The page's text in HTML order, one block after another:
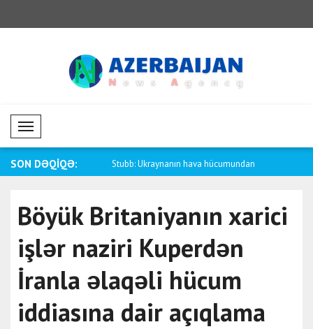
Mobil Menü
SON DƏQİQƏ:
Al Sani Ammandakı Stubb: Ukraynanın hava hücumundan
Böyük Britaniyanın xarici
işlər naziri Kuperdən
İranla əlaqəli hücum
iddiasına dair açıqlama